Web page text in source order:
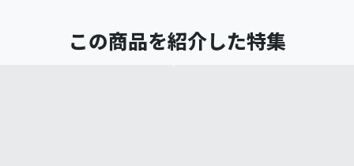
この商品を紹介した特集